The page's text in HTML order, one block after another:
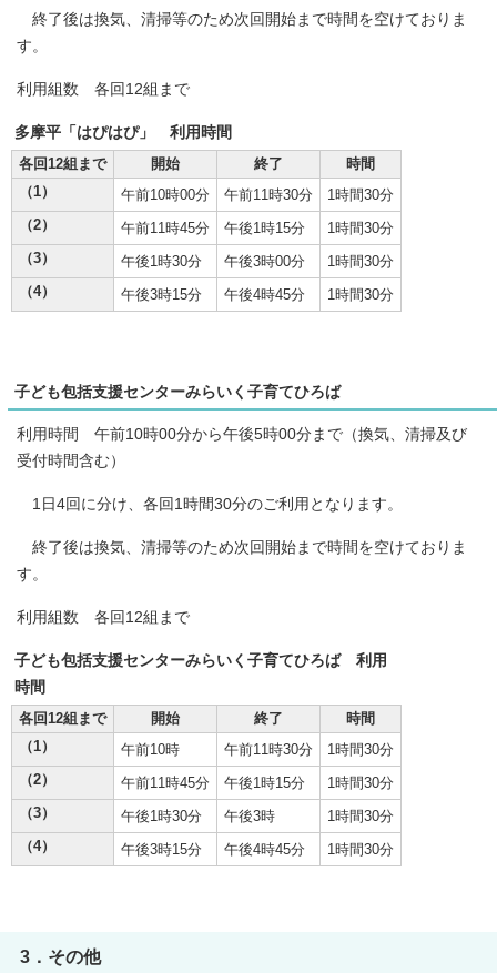
終了後は換気、清掃等のため次回開始まで時間を空けておりま
す。
利用組数 各回12組まで
多摩平「はぴはぴ」 利用時間
各回12組まで
開始 終了
時間
（1）
午前10時00分 午前11時30分
1時間30分
（2）
午前11時45分 午後1時15分
1時間30分
（3）
午後1時30分 午後3時00分
1時間30分
（4）
午後3時15分 午後4時45分 1時間30分
子ども包括支援センターみらいく子育てひろば
利用時間 午前10時00分から午後5時00分まで（換気、清掃及び
受付時間含む）
1日4回に分け、各回1時間30分のご利用となります。
終了後は換気、清掃等のため次回開始まで時間を空けておりま
す。
利用組数 各回12組まで
子ども包括支援センターみらいく子育てひろば 利用
時間
各回12組まで
開始 終了
時間
（1）
午前10時 午前11時30分
1時間30分
（2）
午前11時45分 午後1時15分
1時間30分
（3）
午後1時30分 午後3時
1時間30分
（4）
午後3時15分 午後4時45分 1時間30分
3．その他